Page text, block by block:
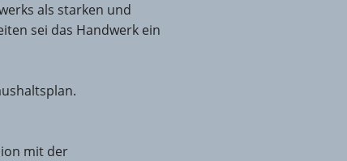
als starken und
sei das Handwerk ein
mit der